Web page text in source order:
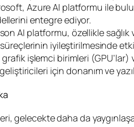
Azure AI platformu ile
entegre ediyor.
AI platformu, özellikle
iyileştirilmesinde
grafik işlemci birimleri (GPU'lar)
için donanım ve
gelecekte daha da